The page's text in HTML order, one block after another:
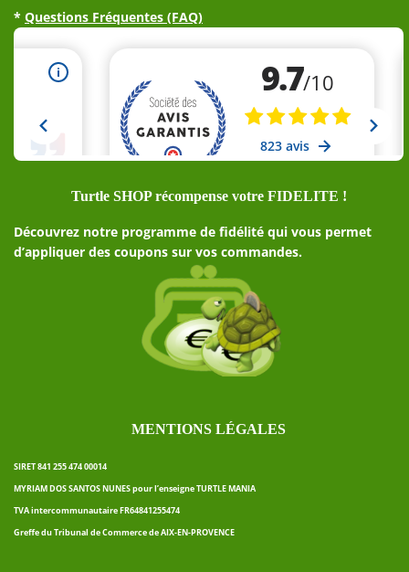
* Questions Fréquentes (FAQ)
Turtle SHOP récompense votre FIDELITE !
Découvrez notre programme de fidélité qui vous permet
d’appliquer des coupons sur vos commandes.
MENTIONS LÉGALES
SIRET 841 255 474 00014
MYRIAM DOS SANTOS NUNES pour l’enseigne TURTLE MANIA
TVA intercommunautaire FR64841255474
Greffe du Tribunal de Commerce de AIX-EN-PROVENCE